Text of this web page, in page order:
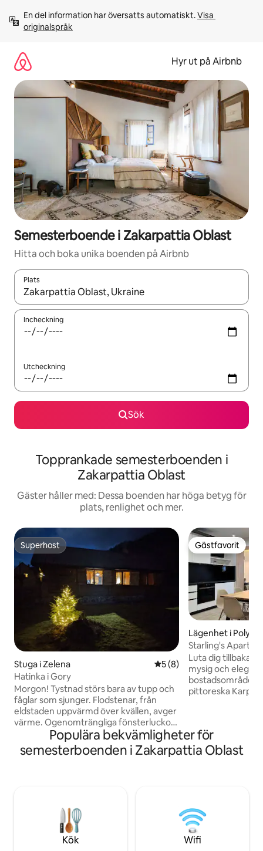
innehåll
En del information har översatts automatiskt. Visa
originalspråk
Hyr ut på Airbnb
Semesterboende i Zakarpattia Oblast
Hitta och boka unika boenden på Airbnb
Plats
När resultaten är tillgängliga kan du navigera med upp- och
Incheckning
Utcheckning
Sök
Topprankade semesterboenden i
Zakarpattia Oblast
Gäster håller med: Dessa boenden har höga betyg för
plats, renlighet och mer.
Superhost
Superhost
Stuga i Zelena 5 av 5 i genomsnittligt
5 (8)
Hatinka i Gory
Morgon! Tystnad störs bara av tupp och
fåglar som sjunger. Flodstenar, från
eldstaden uppvärmd över kvällen, avger
värme. Ogenomträngliga fönsterluckor
håller det mystiska skymningen, på vakt
över sömnen. "Creeps" en
kaffebryggare som lägger till arom av
fortfarande. Snart, både frukost och en
varm dusch. Jag häller kaffe och öppnar
dörren till ett möte med sol, luft, berg
och frihet! Kom och skapa "din dag".
Gästfavorit
Gästfavorit
Lägenhet i
Starling's Apart 2
Luta dig tillbaka
mysig och
bostadsområde i
pittoreska
närheten. Gratis
tillgänglig på
sommaren finns
tvättmaskin och
Populära bekvämligheter för
semesterboenden i Zakarpattia Oblast
Kök Wifi